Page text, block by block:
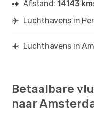
Afstand: 14143
Luchthavens in
Luchthavens in
Betaalbare
naar